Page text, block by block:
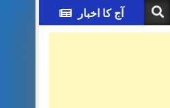
آج کا اخبار